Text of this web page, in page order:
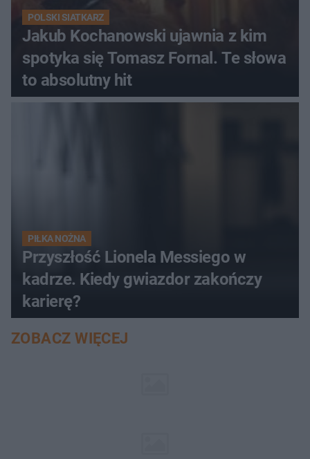
POLSKI SIATKARZ
Jakub Kochanowski ujawnia z kim
spotyka się Tomasz Fornal. Te słowa
to absolutny hit
PIŁKA NOŻNA
Przyszłość Lionela Messiego w
kadrze. Kiedy gwiazdor zakończy
karierę?
ZOBACZ WIĘCEJ